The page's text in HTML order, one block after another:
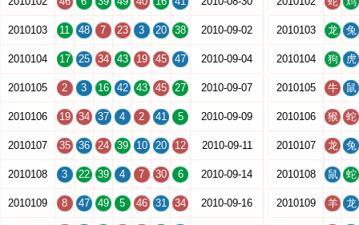
2010103 11 48 7 23 3 20 38 2010-09-02
2010104 17 25 34 43 19 45 47 2010-09-04
2010105 2 3 16 42 43 45 27 2010-09-07
2010106 19 34 37 4 2 41 5 2010-09-09
2010107 35 36 24 39 10 20 12 2010-09-11
2010108 3 22 39 4 7 30 6 2010-09-14
2010109 8 47 49 5 46 31 34 2010-09-16
2010103 龙 兔
2010104 狗 虎
2010105 牛 鼠
2010106 猴 蛇
2010107 龙 兔
2010108 鼠 蛇
2010109 羊 龙